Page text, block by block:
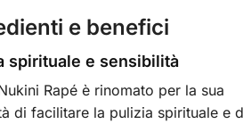
e benefici
spirituale e sensibilità
Rapé è rinomato per la sua
di facilitare la pulizia spirituale e